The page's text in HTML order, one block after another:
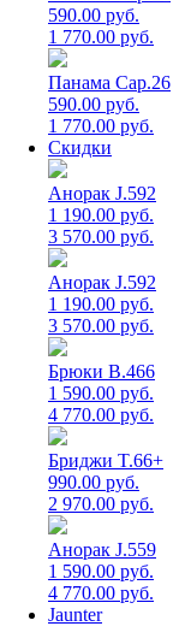
590.00 руб.
1 770.00 руб.
Панама Cap.26
590.00 руб.
1 770.00 руб.
Скидки
Анорак J.592
1 190.00 руб.
3 570.00 руб.
Анорак J.592
1 190.00 руб.
3 570.00 руб.
Брюки B.466
1 590.00 руб.
4 770.00 руб.
Бриджи T.66+
990.00 руб.
2 970.00 руб.
Анорак J.559
1 590.00 руб.
4 770.00 руб.
Jaunter